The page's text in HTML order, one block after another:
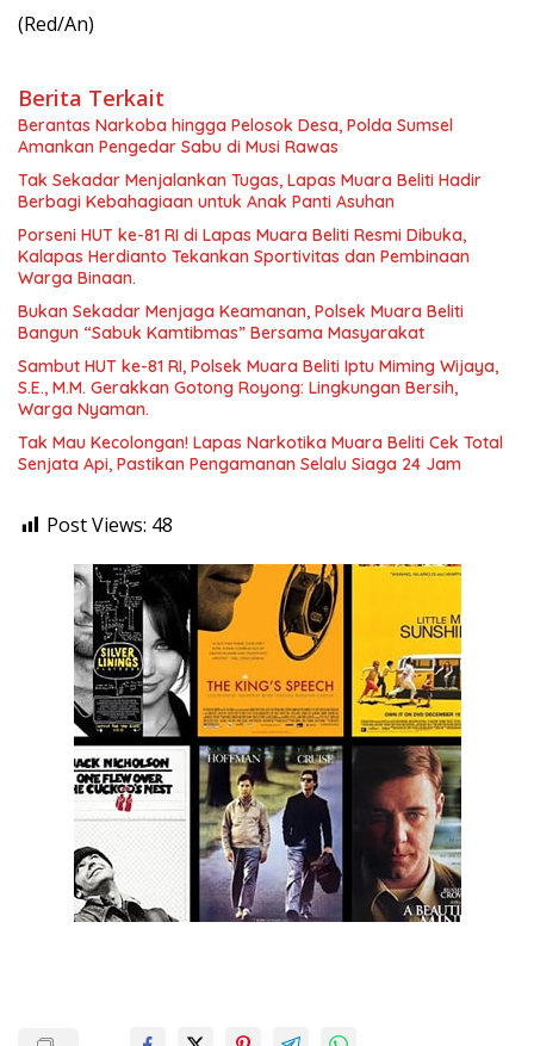
(Red/An)
Berita Terkait
Berantas Narkoba hingga Pelosok Desa, Polda Sumsel
Amankan Pengedar Sabu di Musi Rawas
Tak Sekadar Menjalankan Tugas, Lapas Muara Beliti Hadir
Berbagi Kebahagiaan untuk Anak Panti Asuhan
Porseni HUT ke-81 RI di Lapas Muara Beliti Resmi Dibuka,
Kalapas Herdianto Tekankan Sportivitas dan Pembinaan
Warga Binaan.
Bukan Sekadar Menjaga Keamanan, Polsek Muara Beliti
Bangun “Sabuk Kamtibmas” Bersama Masyarakat
Sambut HUT ke-81 RI, Polsek Muara Beliti Iptu Miming Wijaya,
S.E., M.M. Gerakkan Gotong Royong: Lingkungan Bersih,
Warga Nyaman.
Tak Mau Kecolongan! Lapas Narkotika Muara Beliti Cek Total
Senjata Api, Pastikan Pengamanan Selalu Siaga 24 Jam
Post Views: 48